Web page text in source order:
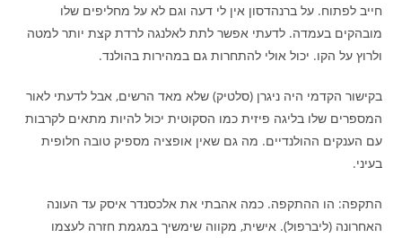
חייב לפתוח. על ברנהדסון אין לי דעה וגם לא על מחליפים שלו
מובהקים בעמדה. לדעתי אפשר לתת לאלנגה לרדת קצת יותר למטה
ולרוץ על הקו. יכול אולי להתחרות גם במהירות בהולנד.
בקישור הקדמי היה ניגרן (סלטיק) שלא מאד הרשים, אבל לדעתי לאור
המספרים שלו בליגה פיזית כמו הסקוטית יכול להיות מתאים לקרבות
עם הענקים ההולנדיים. מה גם שאין אופציה מספיק טובה חלופית
בעיני.
התקפה: הו ההתקפה. כמה אהבתי את אלכסנדר איסק עד העונה
האחרונה (ליברפול). אישית, מקווה שימשיך במגמת חזרה לעצמו